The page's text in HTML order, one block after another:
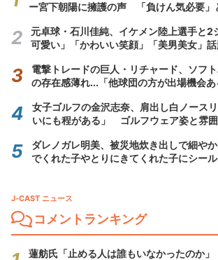
ー宮下朝陽に擁護の声 「負けん気必要」
元卓球・石川佳純、イケメン陸上選手と
可愛い」「かわいい笑顔」「美男美女」
電撃トレードの巨人・リチャード、ソフ
の存在感薄れ...「他球団の方が出場機会
女子ゴルフの金沢志奈、肩出し白ノース
いにも程がある」 ゴルフウェア姿と雰
ダレノガレ明美、被災地炊き出しで細や
でくれた子やとりにきてくれた子にシール
J-CAST ニュース
コメントランキング
蓮舫氏「止める人は誰もいなかったのか」